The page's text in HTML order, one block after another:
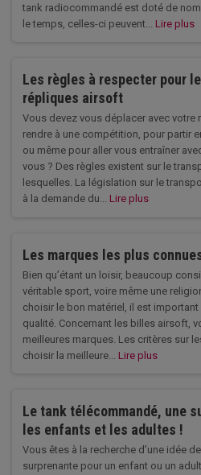
tank radiocommandé est doté de
le temps, celles-ci peuvent... Lire plus
Les règles à respecter pour
répliques airsoft
Vous devez vous déplacer avec
rendre à une compétition, pour partir
ou même pour aller vous entraîner
vous ? Des règles existent sur le
lesquelles. La législation sur le
à la demande du... Lire plus
Les marques les plus
Bien qu’étant un loisir, beaucoup
véritable sport, voire même une
choisir le bon matériel, il est
qualité. Concernant les billes airsoft,
meilleures marques. Les critères sur
choisir la meilleure... Lire plus
Le tank télécommandé, une
les enfants et les adultes !
Vous êtes à la recherche d’une idée
surprenante pour un enfant ou un